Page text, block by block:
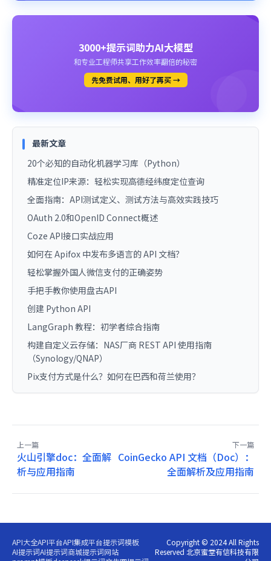
3000+提示词助力AI大模型
和专业工程师共享工作效率翻倍的秘密
先免费试用、用好了再买 →
最新文章
20个必知的自动化机器学习库（Python）
精准定位IP来源：轻松实现高德经纬度定位查询
全面指南：API测试定义、测试方法与高效实践技巧
OAuth 2.0和OpenID Connect概述
Coze API接口实战应用
如何在 Apifox 中发布多语言的 API 文档？
轻松掌握外国人微信支付的正确姿势
手把手教你使用盘古API
创建 Python API
LangGraph 教程：初学者综合指南
构建自定义云存储：NAS厂商 REST API 使用指南
（Synology/QNAP）
Pix支付方式是什么？如何在巴西和荷兰使用？
上一篇
火山引擎doc：全面解
析与应用指南
下一篇
CoinGecko API 文档（Doc）：
全面解析及应用指南
API大全API平台API集成平台提示词模板
AI提示词AI提示词商城提示词网站
Copyright © 2024 All Rights
Reserved 北京蜜堂有信科技有限